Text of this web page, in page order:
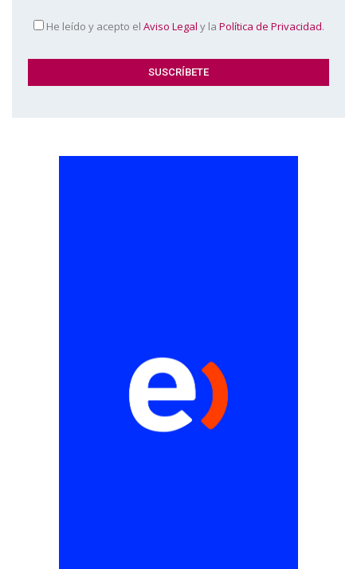
He leído y acepto el Aviso Legal y la Política de Privacidad.